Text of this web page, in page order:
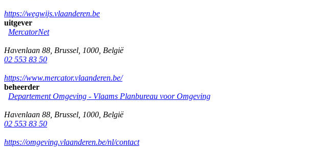
https://wegwijs.vlaanderen.be
uitgever
MercatorNet
Havenlaan 88 Brussel 1000 België
02 553 83 50
https://www.mercator.vlaanderen.be/
beheerder
Departement Omgeving - Vlaams Planbureau voor Omgeving
Havenlaan 88 Brussel 1000 België
02 553 83 50
https://omgeving.vlaanderen.be/nl/contact